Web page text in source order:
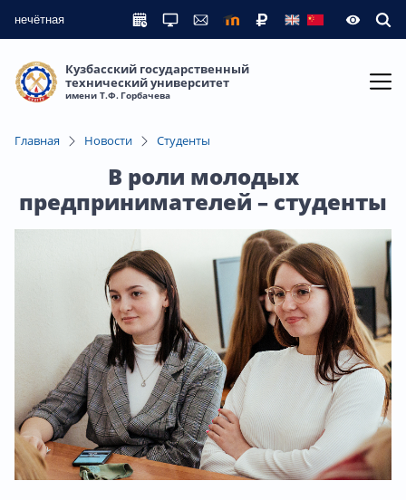
нечётная
Кузбасский государственный
технический университет
имени Т.Ф. Горбачева
Главная Новости Студенты
В роли молодых
предпринимателей – студенты